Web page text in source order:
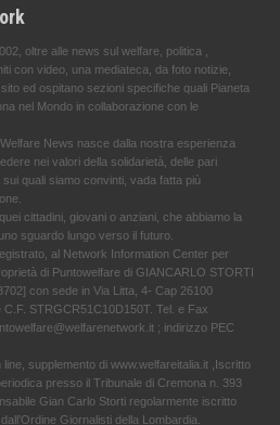
oltre alle news sul welfare, politica ,
con video, una mediateca, da foto notizie,
ed ospitano sezioni specifiche quali Pianeta
nel Mondo in collaborazione con le
News nasce dalla nostra esperienza
nei valori della solidarietà, delle pari
quali siamo convinti, vada fatta più
cittadini, giovani o anziani, che abbiamo la
sguardo lungo verso il futuro.
al Network Information Center per
di Puntowelfare di GIANCARLO STORTI
con sede in Via Litta, 4- Cap 26100
STRGCR51C10D150T. Tel. e Fax
; indirizzo PEC
line, supplemento di www.welfareitalia.it ,Iscritto
presso il Tribunale di Cremona n. 393
Gian Carlo Storti regolarmente iscritto
Giornalisti della Lombardia.